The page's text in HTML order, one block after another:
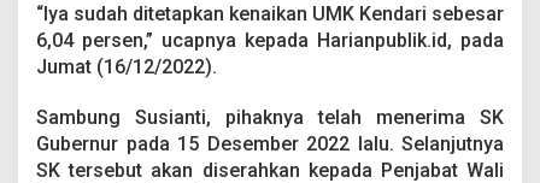
u
2
J
a
u
a
r
“Iya sudah ditetapkan kenaikan UMK Kendari sebesar
6,04 persen,” ucapnya kepada Harianpublik.id, pada
Jumat (16/12/2022).
Sambung Susianti, pihaknya telah menerima SK
Gubernur pada 15 Desember 2022 lalu. Selanjutnya
SK tersebut akan diserahkan kepada Penjabat Wali